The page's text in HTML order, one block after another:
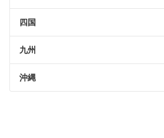
四国
九州
沖縄